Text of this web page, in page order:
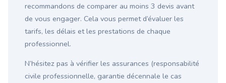
recommandons de comparer au moins 3 devis avant
de vous engager. Cela vous permet d’évaluer les
tarifs, les délais et les prestations de chaque
professionnel.
N’hésitez pas à vérifier les assurances (responsabilité
civile professionnelle, garantie décennale le cas